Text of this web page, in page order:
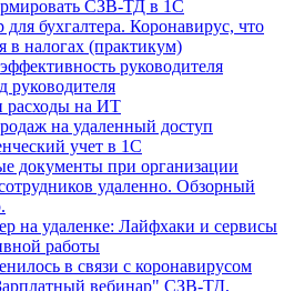
СЗВ-ТД в 1С
для бухгалтера. Коронавирус, что
в налогах (практикум)
руководителя
руководителя
расходы на ИТ
на удаленный доступ
учет в 1С
документы при организации
удаленно. Обзорный
на удаленке: Лайфхаки и сервисы
работы
в связи с коронавирусом
вебинар" СЗВ-ТД,